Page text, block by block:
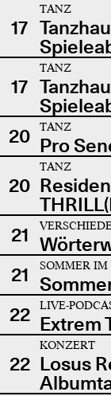
17
TANZ
17
TANZ
20
TANZ
Pro
20
TANZ
21
21
SOMMER IM
22
LIVE-
Extrem
22
KONZERT
Losus